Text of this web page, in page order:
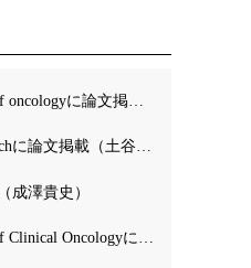
成澤貴史）
International Journal of Clinical Oncologyに論文掲載（土谷順彦）